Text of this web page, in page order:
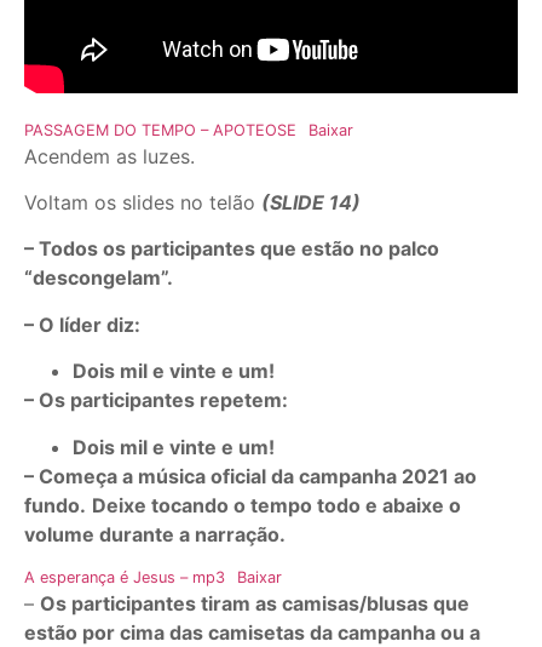
PASSAGEM DO TEMPO – APOTEOSE Baixar
Acendem as luzes.
Voltam os slides no telão (SLIDE 14)
– Todos os participantes que estão no palco
“descongelam”.
– O líder diz:
Dois mil e vinte e um!
– Os participantes repetem:
Dois mil e vinte e um!
– Começa a música oficial da campanha 2021 ao
fundo. Deixe tocando o tempo todo e abaixe o
volume durante a narração.
A esperança é Jesus – mp3 Baixar
– Os participantes tiram as camisas/blusas que
estão por cima das camisetas da campanha ou a